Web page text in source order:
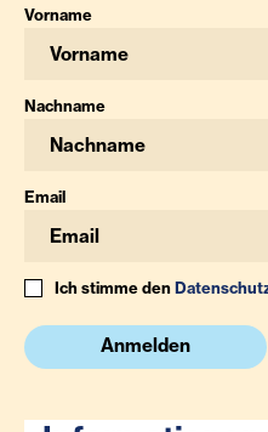
Vorname
Nachname
Email
Ich stimme den
Anmelden